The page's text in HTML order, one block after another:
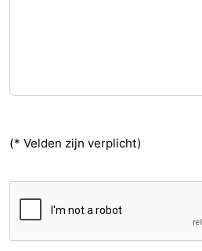
(* Velden zijn verplicht)